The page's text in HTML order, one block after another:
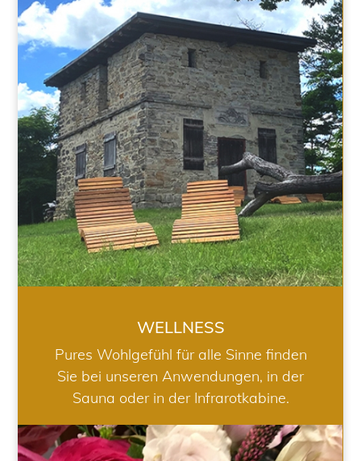
WELLNESS
WELLNESS
Pures Wohlgefühl für alle Sinne finden
Sie bei unseren Anwendungen, in der
Sauna oder in der Infrarotkabine.